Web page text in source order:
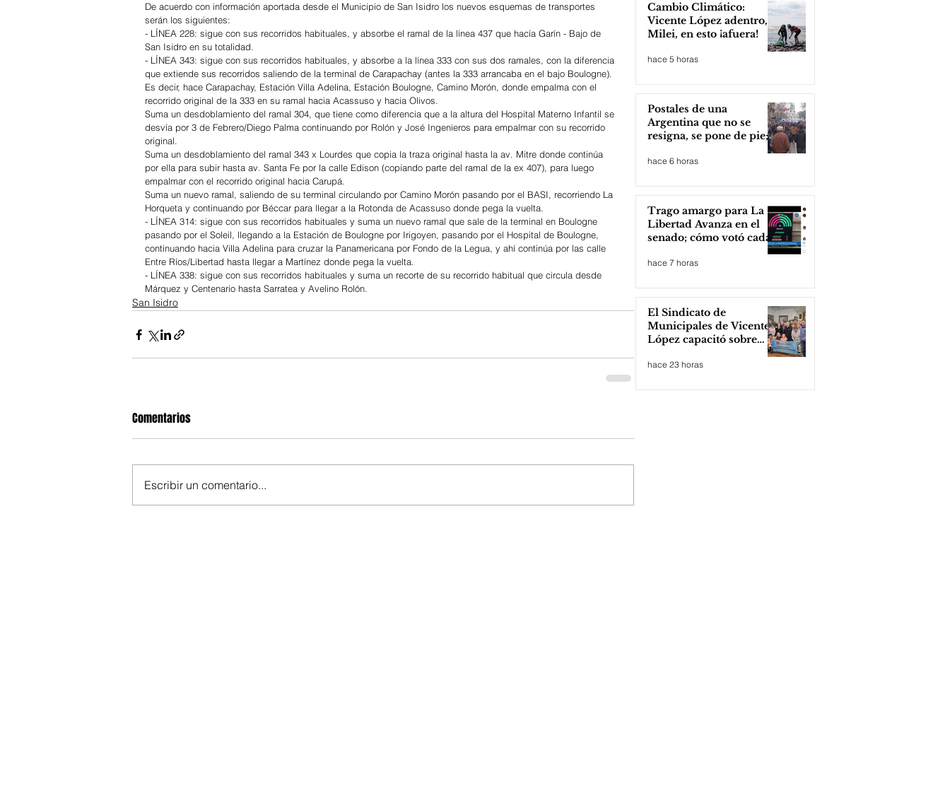
De acuerdo con información aportada desde el Municipio de San Isidro los nuevos esquemas de transportes
serán los siguientes:
- LÍNEA 228: sigue con sus recorridos habituales, y absorbe el ramal de la línea 437 que hacía Garín - Bajo de
San Isidro en su totalidad.
- LÍNEA 343: sigue con sus recorridos habituales, y absorbe a la línea 333 con sus dos ramales, con la diferencia
que extiende sus recorridos saliendo de la terminal de Carapachay (antes la 333 arrancaba en el bajo Boulogne).
Es decir, hace Carapachay, Estación Villa Adelina, Estación Boulogne, Camino Morón, donde empalma con el
recorrido original de la 333 en su ramal hacia Acassuso y hacia Olivos.
Suma un desdoblamiento del ramal 304, que tiene como diferencia que a la altura del Hospital Materno Infantil se
desvía por 3 de Febrero/Diego Palma continuando por Rolón y José Ingenieros para empalmar con su recorrido
original.
Suma un desdoblamiento del ramal 343 x Lourdes que copia la traza original hasta la av. Mitre donde continúa
por ella para subir hasta av. Santa Fe por la calle Edison (copiando parte del ramal de la ex 407), para luego
empalmar con el recorrido original hacia Carupá.
Suma un nuevo ramal, saliendo de su terminal circulando por Camino Morón pasando por el BASI, recorriendo La
Horqueta y continuando por Béccar para llegar a la Rotonda de Acassuso donde pega la vuelta.
- LÍNEA 314: sigue con sus recorridos habituales y suma un nuevo ramal que sale de la terminal en Boulogne
pasando por el Soleil, llegando a la Estación de Boulogne por Irigoyen, pasando por el Hospital de Boulogne,
continuando hacia Villa Adelina para cruzar la Panamericana por Fondo de la Legua, y ahí continúa por las calle
Entre Ríos/Libertad hasta llegar a Martínez donde pega la vuelta.
- LÍNEA 338: sigue con sus recorridos habituales y suma un recorte de su recorrido habitual que circula desde
Márquez y Centenario hasta Sarratea y Avelino Rolón.
San Isidro
Comentarios
Escribir un comentario...
Cambio Climático:
Vicente López adentro,
Milei, en esto ¡afuera!
hace 5 horas
Postales de una
Argentina que no se
resigna, se pone de pie;
hace 6 horas
Trago amargo para La
Libertad Avanza en el
senado; cómo votó cada
hace 7 horas
El Sindicato de
Municipales de Vicente
López capacitó sobre
hace 23 horas